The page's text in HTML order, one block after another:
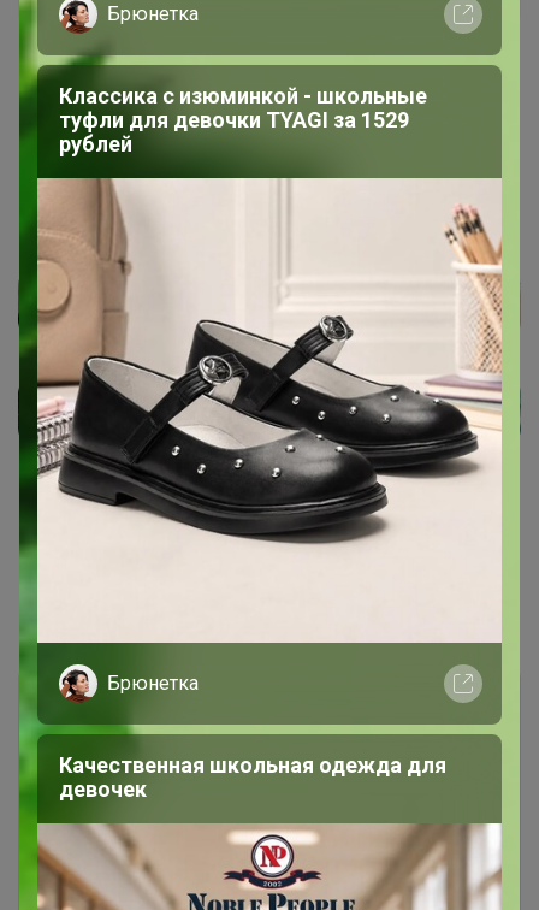
10 января, 2023 13:53
ВРеднаяЯ, все хорошо, оплаты проходят.
Попробуйте зайти на сайт через другой браузер и с
него сделать оплату.
Чтобы ответить или задать вопрос
необходимо авторизоваться на сайте
Брюнетка
Классика с изюминкой - школьные
туфли для девочки TYAGI за 1529
рублей
Брюнетка
Качественная школьная одежда для
девочек